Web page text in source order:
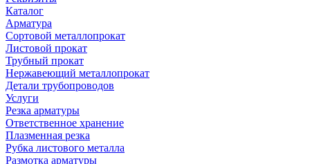
Каталог
Арматура
Сортовой металлопрокат
Листовой прокат
Трубный прокат
Нержавеющий металлопрокат
Детали трубопроводов
Услуги
Резка арматуры
Ответственное хранение
Плазменная резка
Рубка листового металла
Размотка арматуры